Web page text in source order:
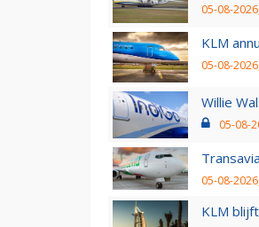
05-08-
KLM
05-08-
Willie
05-08-
05-08-
KLM